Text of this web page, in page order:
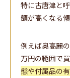
特に古唐津と
額が高くなる
例えば奥高麗
万円の範囲で
態や付属品の